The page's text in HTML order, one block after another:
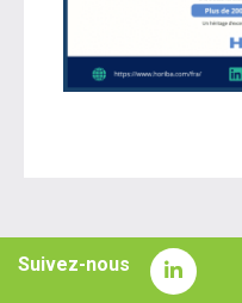
Suivez-nous